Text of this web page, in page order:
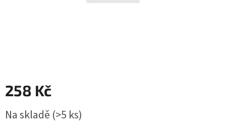
258 Kč
cena:
Na skladě (>5 ks)